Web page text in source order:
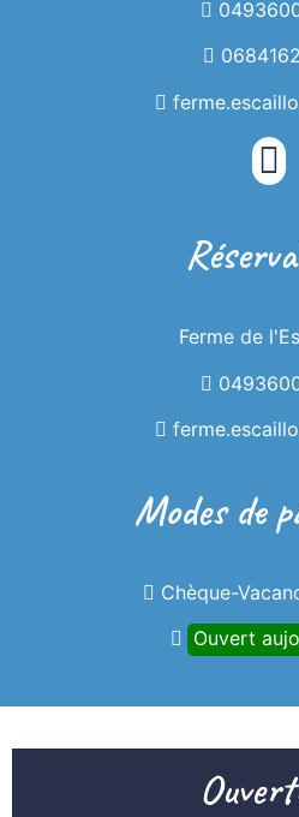
La
Gîte à la ferme au
Ferme de
Modes de
Chèque-
Ouvert